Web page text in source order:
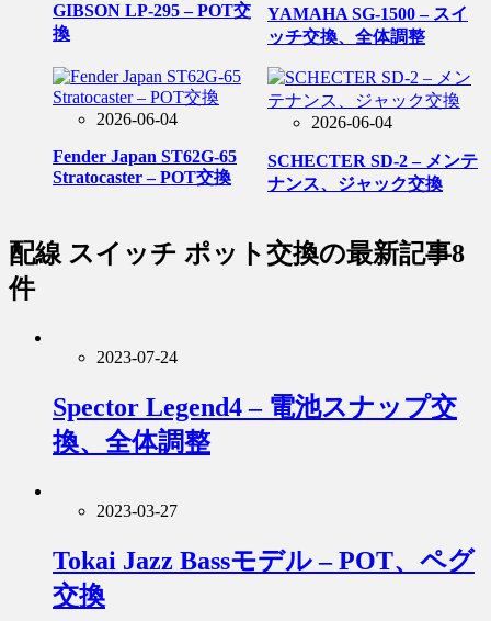
GIBSON LP-295 – POT交
換
YAMAHA SG-1500 – スイ
ッチ交換、全体調整
2026-06-04
Fender Japan ST62G-65
Stratocaster – POT交換
2026-06-04
SCHECTER SD-2 – メンテ
ナンス、ジャック交換
配線 スイッチ ポット交換の最新記事8
件
2023-07-24
Spector Legend4 – 電池スナップ交
換、全体調整
2023-03-27
Tokai Jazz Bassモデル – POT、ペグ
交換